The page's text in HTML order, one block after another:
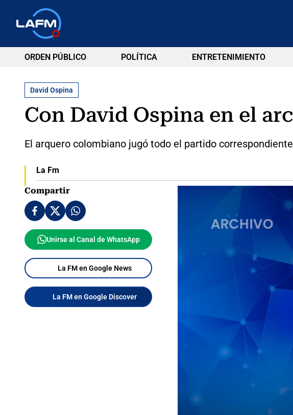
ORDEN PÚBLICO POLÍTICA ENTRETENIMIENTO
David Ospina
Con David Ospina en el
El arquero colombiano jugó todo el partido correspondiente
La Fm
Compartir
Unirse al Canal de WhatsApp
La FM en Google News
La FM en Google Discover